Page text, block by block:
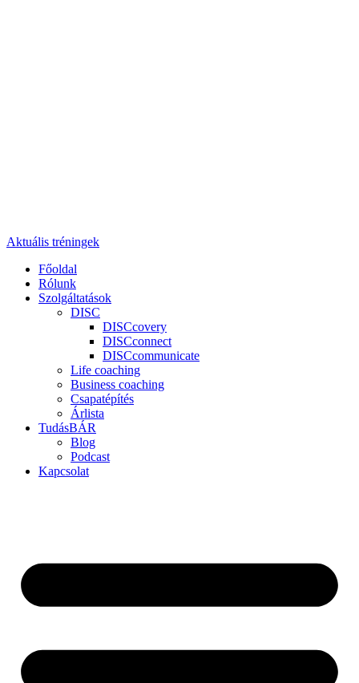
Aktuális tréningek
Főoldal
Rólunk
Szolgáltatások
DISC
DISCcovery
DISCconnect
DISCcommunicate
Life coaching
Business coaching
Csapatépítés
Árlista
TudásBÁR
Blog
Podcast
Kapcsolat